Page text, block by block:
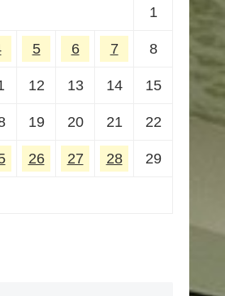
1
5 6 7 8
12 13 14 15
19 20 21 22
26 27 28 29